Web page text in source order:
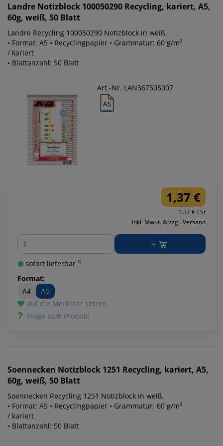
Landre Notizblock 100050290 Recycling, kariert, A5,
60g, weiß, 50 Blatt
Landre Recycling 100050290 Notizblock in weiß.
• Format: A5 • Recyclingpapier • Grammatur: 60 g/m²
/ kariert
• Blattanzahl: 50 Blatt
Art.-Nr. LAN367505007
1,37 €
1.37 € / St
inkl. MwSt. & zzgl. Versand
Menge
sofort lieferbar ¹⁾
Format:
A4
A5
auf die Merkliste setzen
Frage zum Produkt
Soennecken Notizblock 1251 Recycling, kariert, A5,
60g, weiß, 50 Blatt
Soennecken Recycling 1251 Notizblock in weiß.
• Format: A5 • Recyclingpapier • Grammatur: 60 g/m²
/ kariert
• Blattanzahl: 50 Blatt